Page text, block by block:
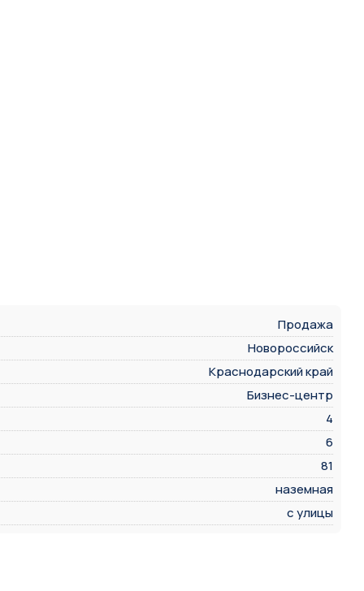
Продажа
Новороссийск
Краснодарский край
Бизнес-центр
4
6
81
наземная
с улицы